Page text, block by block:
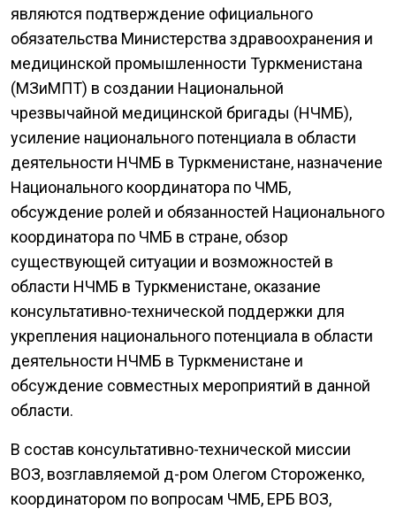
являются подтверждение официального
обязательства Министерства здравоохранения и
медицинской промышленности Туркменистана
(МЗиМПТ) в создании Национальной
чрезвычайной медицинской бригады (НЧМБ),
усиление национального потенциала в области
деятельности НЧМБ в Туркменистане, назначение
Национального координатора по ЧМБ,
обсуждение ролей и обязанностей Национального
координатора по ЧМБ в стране, обзор
существующей ситуации и возможностей в
области НЧМБ в Туркменистане, оказание
консультативно-технической поддержки для
укрепления национального потенциала в области
деятельности НЧМБ в Туркменистане и
обсуждение совместных мероприятий в данной
области.
В состав консультативно-технической миссии
ВОЗ, возглавляемой д-ром Олегом Стороженко,
координатором по вопросам ЧМБ, ЕРБ ВОЗ,